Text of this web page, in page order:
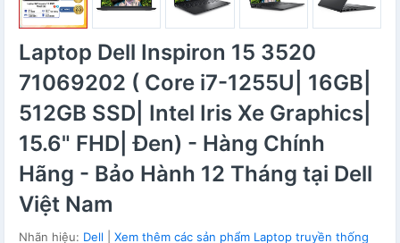
Laptop Dell Inspiron 15 3520
71069202 ( Core i7-1255U| 16GB|
512GB SSD| Intel Iris Xe Graphics|
15.6" FHD| Đen) - Hàng Chính
Hãng - Bảo Hành 12 Tháng tại Dell
Việt Nam
Nhãn hiệu: Dell
Xem thêm các sản phẩm Laptop truyền thống